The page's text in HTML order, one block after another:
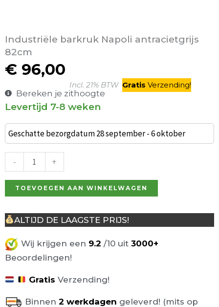
Industriële barkruk Napoli antracietgrijs
82cm
€ 96,00
Incl. 21% BTW Gratis Verzending!
Bereken je zithoogte
Levertijd 7-8 weken
Geschatte bezorgdatum 28 september - 6 oktober
-
barkruk
Grand
oranje
stoffering
aantal
+
TOEVOEGEN AAN WINKELWAGEN
ALTIJD DE LAAGSTE PRIJS!
Wij krijgen een 9.2 /10 uit 3000+
Beoordelingen!
Gratis Verzending!
Binnen 2 werkdagen geleverd! (mits op